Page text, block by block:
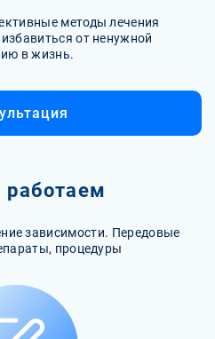
методы лечения
от ненужной
в жизнь.
зависимости. Передовые
процедуры